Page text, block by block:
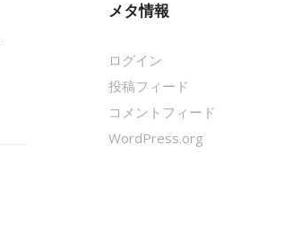
メタ情報
ログイン
投稿フィード
コメントフィード
WordPress.org